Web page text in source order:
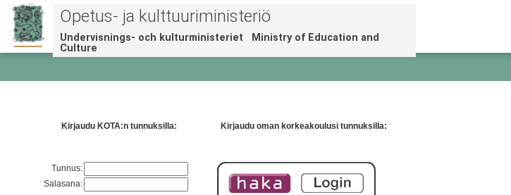
Opetus- ja kulttuuriministeriö
Undervisnings- och kulturministeriet Ministry of Education and
Culture
Kirjaudu KOTA:n tunnuksilla: Kirjaudu oman korkeakoulusi tunnuksilla:
Tunnus:
Salasana: